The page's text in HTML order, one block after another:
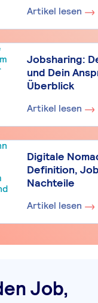
Artikel lesen
Jobsharing:
und Dein
Überblick
Artikel lesen
Digitale
Definition,
Nachteile
Artikel lesen
Job,